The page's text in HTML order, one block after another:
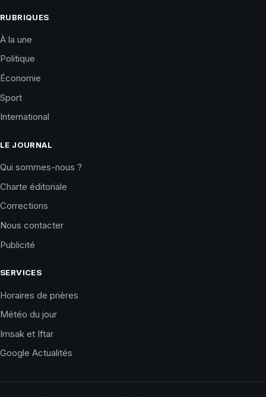
RUBRIQUES
À la une
Politique
Économie
Sport
International
LE JOURNAL
Qui sommes-nous ?
Charte éditoriale
Corrections
Nous contacter
Publicité
SERVICES
Horaires de prières
Météo du jour
Imsak et Iftar
Google Actualités